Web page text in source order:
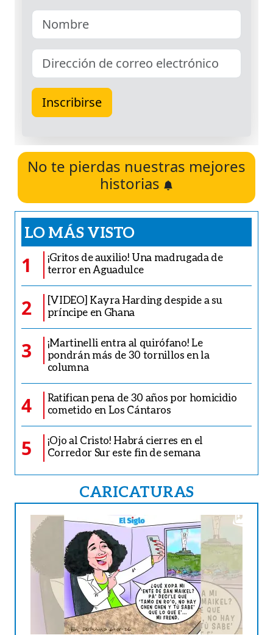
No te pierdas nuestras mejores
historias
LO MÁS VISTO
1
¡Gritos de auxilio! Una madrugada de
terror en Aguadulce
2
[VIDEO] Kayra Harding despide a su
príncipe en Ghana
3
¡Martinelli entra al quirófano! Le
pondrán más de 30 tornillos en la
columna
4
Ratifican pena de 30 años por homicidio
cometido en Los Cántaros
5
¡Ojo al Cristo! Habrá cierres en el
Corredor Sur este fin de semana
CARICATURAS